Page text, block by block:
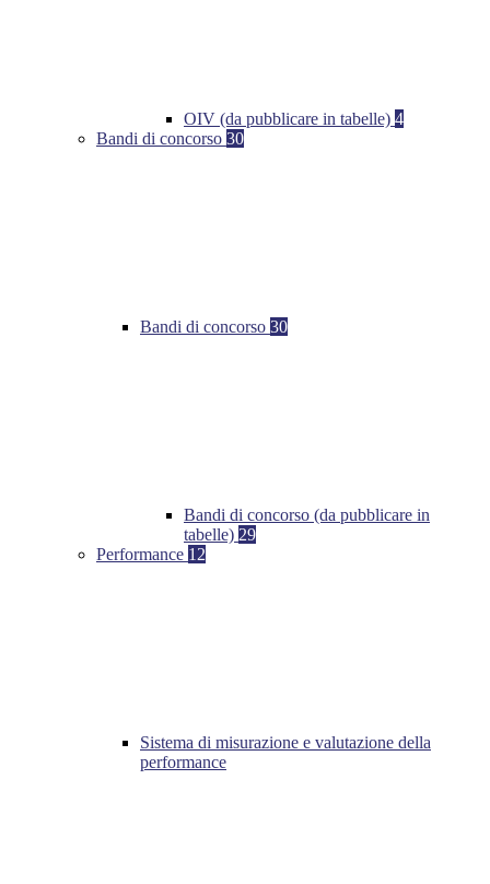
OIV (da pubblicare in tabelle) 4
Bandi di concorso 30
Bandi di concorso 30
Bandi di concorso (da pubblicare in
tabelle) 29
Performance 12
Sistema di misurazione e valutazione della
performance